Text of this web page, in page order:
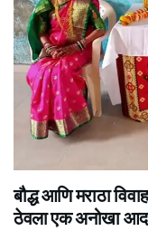
बौद्ध आणि मराठा
ठेवला एक अनोखा